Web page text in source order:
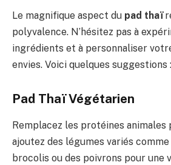
Le magnifique aspect du pad thaï
polyvalence. N’hésitez pas à
ingrédients et à personnaliser
envies. Voici quelques suggestions :
Pad Thaï Végétarien
Remplacez les protéines animales
ajoutez des légumes variés
brocolis ou des poivrons pour une